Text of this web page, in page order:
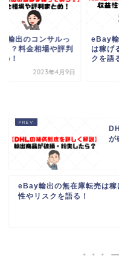
輸出のコンサルっ
り？料金相場や評判
！
2023年4月9日
eBay
は稼げ
クを語
が
eBay輸出の無在庫転売は稼
性やリスクを語る！